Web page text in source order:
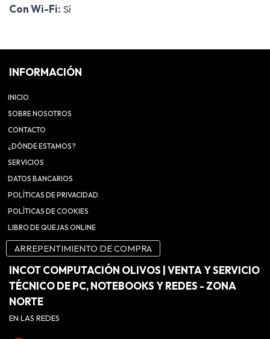
Con Wi-Fi: Sí
INFORMACIÓN
INICIO
SOBRE NOSOTROS
CONTACTO
¿DÓNDE ESTAMOS?
SERVICIOS
DATOS BANCARIOS
POLÍTICAS DE PRIVACIDAD
POLÍTICAS DE COOKIES
LIBRO DE QUEJAS ONLINE
ARREPENTIMIENTO DE COMPRA
INCOT COMPUTACIÓN OLIVOS | VENTA Y SERVICIO
TÉCNICO DE PC, NOTEBOOKS Y REDES - ZONA
NORTE
EN LAS REDES